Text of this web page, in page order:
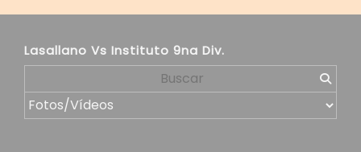
Lasallano Vs Instituto 9na Div.